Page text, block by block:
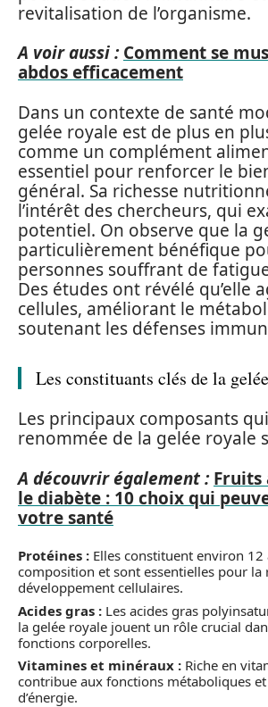
revitalisation de l’organisme.
A voir aussi : Comment se
abdos efficacement
Dans un contexte de santé
gelée royale est de plus en
comme un complément
essentiel pour renforcer le
général. Sa richesse
l’intérêt des chercheurs, qui
potentiel. On observe que la
particulièrement bénéfique
personnes souffrant de
Des études ont révélé qu’elle
cellules, améliorant le
soutenant les défenses
Les constituants clés de la
Les principaux composants
renommée de la gelée royale
A découvrir également : Fruits
le diabète : 10 choix qui
votre santé
Protéines : Elles constituent environ 12
composition et sont essentielles pour la
développement cellulaires.
Acides gras : Les acides gras
la gelée royale jouent un rôle crucial
fonctions corporelles.
Vitamines et minéraux : Riche en
contribue aux fonctions métaboliques
d’énergie.